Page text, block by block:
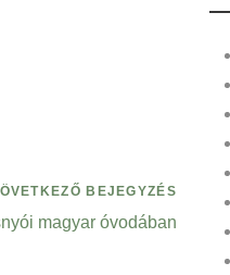
BEJEGYZÉS
magyar óvodában